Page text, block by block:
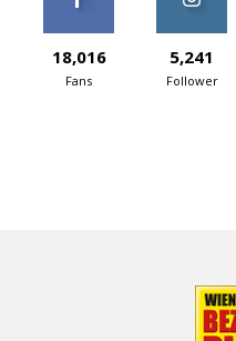
18,016
Fans
5,241
Follower